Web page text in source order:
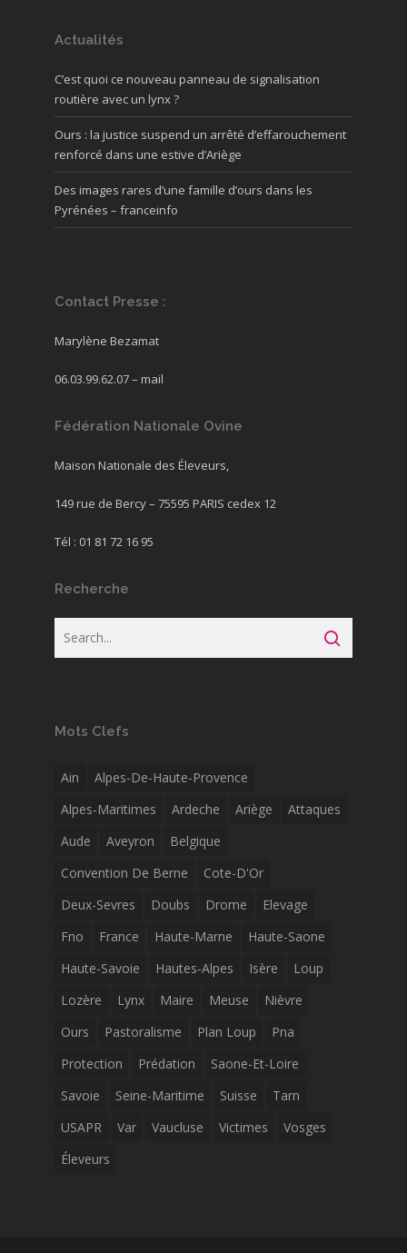
Actualités
C’est quoi ce nouveau panneau de signalisation
routière avec un lynx ?
Ours : la justice suspend un arrêté d’effarouchement
renforcé dans une estive d’Ariège
Des images rares d’une famille d’ours dans les
Pyrénées – franceinfo
Contact Presse :
Marylène Bezamat
06.03.99.62.07 – mail
Fédération Nationale Ovine
Maison Nationale des Éleveurs,
149 rue de Bercy – 75595 PARIS cedex 12
Tél : 01 81 72 16 95
Recherche
Mots Clefs
Ain
Alpes-De-Haute-Provence
Alpes-Maritimes
Ardeche Ariège
Attaques
Aude
Aveyron
Belgique
Convention De Berne
Cote-D'Or
Deux-Sevres
Doubs Drome
Elevage
Fno
France Haute-Marne
Haute-Saone
Haute-Savoie
Hautes-Alpes Isère
Loup
Lozère
Lynx Maire Meuse
Nièvre
Ours
Pastoralisme Plan Loup
Pna
Protection
Prédation
Saone-Et-Loire
Savoie
Seine-Maritime Suisse
Tarn
USAPR
Var Vaucluse Victimes
Vosges
Éleveurs